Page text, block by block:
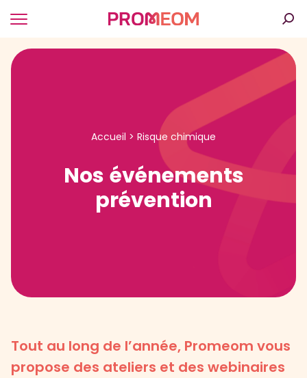
Accueil > Risque chimique
Nos événements
prévention
Tout au long de l’année, Promeom vous
propose des ateliers et des webinaires